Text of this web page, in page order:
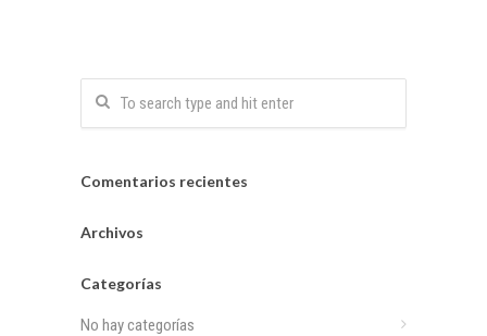
Comentarios recientes
Archivos
Categorías
No hay categorías